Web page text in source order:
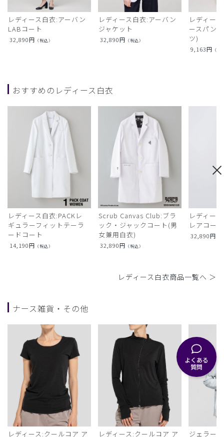
よくある
質問
レディース白衣:アーバン
LABコート
32,890円 （税込）
レディース白衣:アーバン
ジャケット
32,890円 （税込）
レディー
ースパン
ツ)
9,163円 （税
おすすめのレディース白衣
レディース白衣:PACKレ
ギュラーフィットテーラ
ードコート
14,190円 （税込）
Scrub Canvas Club:ブラ
ック・ジャックコート(男
女兼用白衣)
32,890円 （税込）
レディー
レアコート
32,890円
レディース白衣商品一覧へ ＞
ナース雑貨・その他
レディース:クールコア ア レディース:クールコア ア ジェラー